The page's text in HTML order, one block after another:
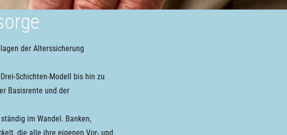
der Alterssicherung
Schichten-Modell bis hin zu
Basisrente und der
im Wandel. Banken,
die alle ihre eigenen Vor- und